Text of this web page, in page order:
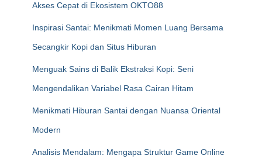
Akses Cepat di Ekosistem OKTO88
Inspirasi Santai: Menikmati Momen Luang Bersama
Secangkir Kopi dan Situs Hiburan
Menguak Sains di Balik Ekstraksi Kopi: Seni
Mengendalikan Variabel Rasa Cairan Hitam
Menikmati Hiburan Santai dengan Nuansa Oriental
Modern
Analisis Mendalam: Mengapa Struktur Game Online